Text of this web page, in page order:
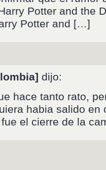
Potter and the
Potter and […]
dijo:
hace tanto rato,
habia salido
el cierre de la